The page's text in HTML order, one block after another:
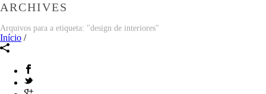
ARCHIVES
Arquivos para a etiqueta: "design de interiores"
Início /